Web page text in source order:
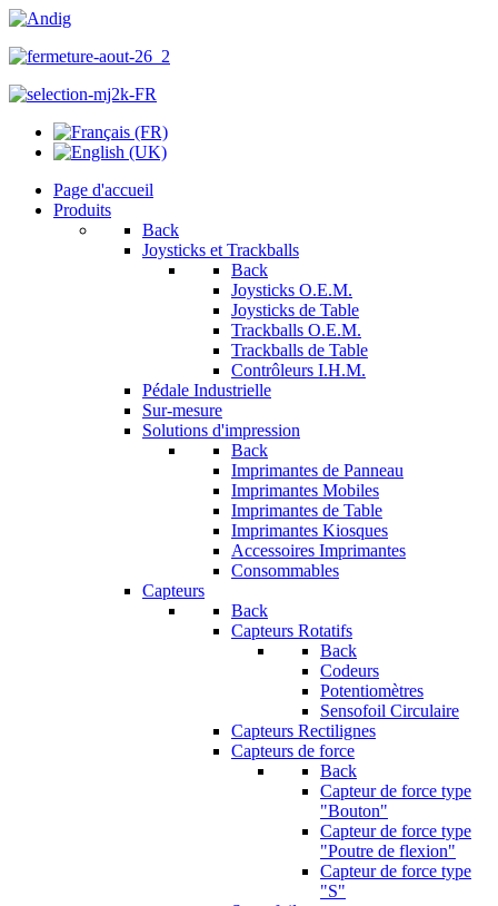
Page d'accueil
Produits
Back
Joysticks et Trackballs
Back
Joysticks O.E.M.
Joysticks de Table
Trackballs O.E.M.
Trackballs de Table
Contrôleurs I.H.M.
Pédale Industrielle
Sur-mesure
Solutions d'impression
Back
Imprimantes de Panneau
Imprimantes Mobiles
Imprimantes de Table
Imprimantes Kiosques
Accessoires Imprimantes
Consommables
Capteurs
Back
Capteurs Rotatifs
Back
Codeurs
Potentiomètres
Sensofoil Circulaire
Capteurs Rectilignes
Capteurs de force
Back
Capteur de force type
"Bouton"
Capteur de force type
"Poutre de flexion"
Capteur de force type
"S"